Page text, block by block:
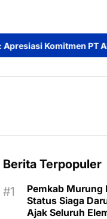
namun Harus
Berita Terpopuler
Pemkab Murung
Status Siaga
Ajak Seluruh